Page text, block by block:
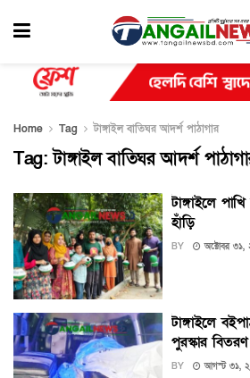
Home Tag টাঙ্গাইল বাতিঘর আদর্শ পাঠাগার
Tag:টাঙ্গাইল বাতিঘর আদর্শ
টাঙ্গাইলে
হাঁড়ি
BY অক্টোবর ৩১,
টাঙ্গাইলে
পুরস্কার বিতরণ
BY আগস্ট ৩১,